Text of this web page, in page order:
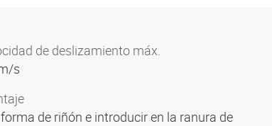
de deslizamiento máx.
s
de riñón e introducir en la ranura de